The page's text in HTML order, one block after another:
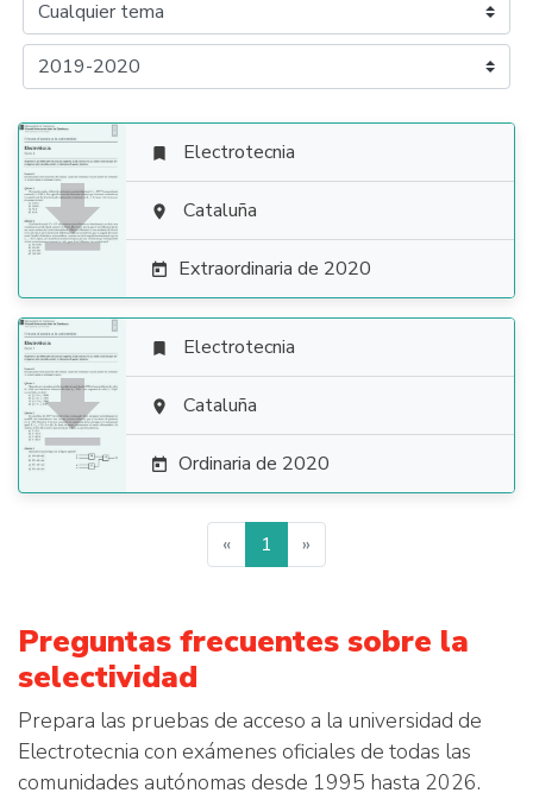

 Electrotecnia
 Cataluña
 Extraordinaria de 2020

 Electrotecnia
 Cataluña
 Ordinaria de 2020
« 1 »
Preguntas frecuentes sobre la
selectividad
Prepara las pruebas de acceso a la universidad de
Electrotecnia con exámenes oficiales de todas las
comunidades autónomas desde 1995 hasta 2026.